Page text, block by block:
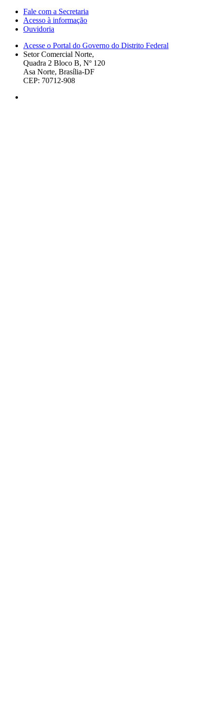
Fale com a Secretaria
Acesso à informação
Ouvidoria
Acesse o Portal do Governo do Distrito Federal
Setor Comercial Norte,
Quadra 2 Bloco B, Nº 120
Asa Norte, Brasília-DF
CEP: 70712-908